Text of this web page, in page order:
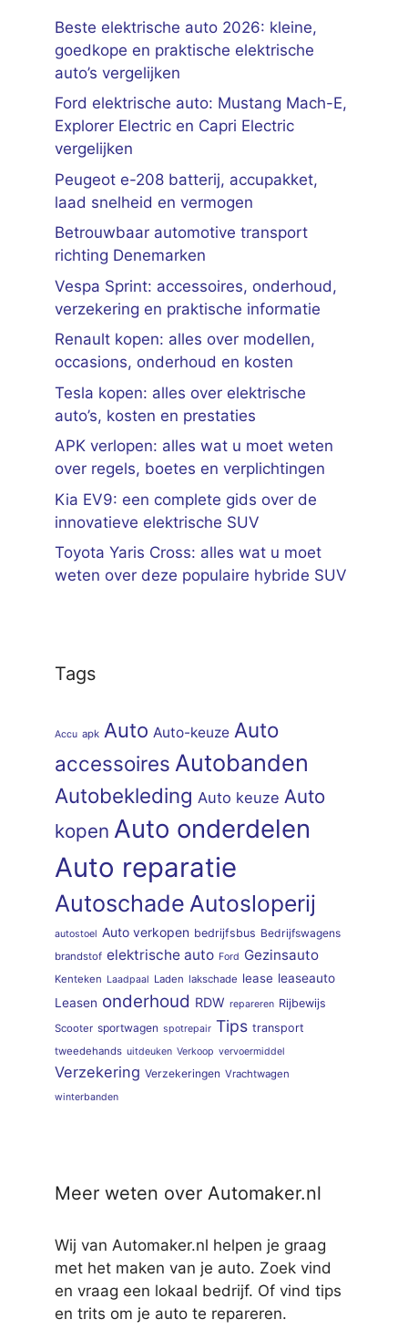
Beste elektrische auto 2026: kleine,
goedkope en praktische elektrische
auto’s vergelijken
Ford elektrische auto: Mustang Mach-E,
Explorer Electric en Capri Electric
vergelijken
Peugeot e-208 batterij, accupakket,
laad snelheid en vermogen
Betrouwbaar automotive transport
richting Denemarken
Vespa Sprint: accessoires, onderhoud,
verzekering en praktische informatie
Renault kopen: alles over modellen,
occasions, onderhoud en kosten
Tesla kopen: alles over elektrische
auto’s, kosten en prestaties
APK verlopen: alles wat u moet weten
over regels, boetes en verplichtingen
Kia EV9: een complete gids over de
innovatieve elektrische SUV
Toyota Yaris Cross: alles wat u moet
weten over deze populaire hybride SUV
Tags
Accu apk Auto Auto-keuze Auto
accessoires Autobanden
Autobekleding Auto keuze Auto
kopen Auto onderdelen
Auto reparatie
Autoschade Autosloperij
autostoel Auto verkopen bedrijfsbus Bedrijfswagens
brandstof elektrische auto Ford Gezinsauto
Kenteken Laadpaal Laden lakschade lease leaseauto
Leasen onderhoud RDW repareren Rijbewijs
Scooter sportwagen spotrepair Tips transport
tweedehands uitdeuken Verkoop vervoermiddel
Verzekering Verzekeringen Vrachtwagen
winterbanden
Meer weten over Automaker.nl
Wij van Automaker.nl helpen je graag
met het maken van je auto. Zoek vind
en vraag een lokaal bedrijf. Of vind tips
en trits om je auto te repareren.